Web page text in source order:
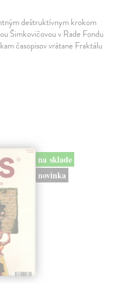
deštruktívnym krokom
Šimkovičovou v Rade Fondu
časopisov vrátane Fraktálu
na sklade
novinka